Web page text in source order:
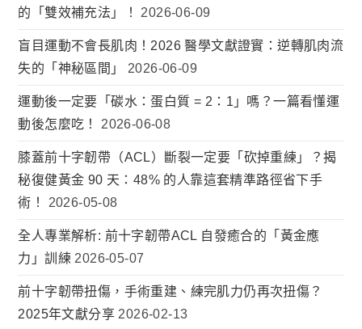
的「雙效補充法」！
2026-06-09
盲目運動不會長肌肉！2026 醫學文獻證實：逆轉肌肉流
失的「神秘區間」
2026-06-09
運動後一定要「碳水：蛋白質 = 2：1」嗎？一篇看懂運
動後怎麼吃！
2026-06-08
膝蓋前十字韌帶（ACL）斷裂一定要「砍掉重練」？揭
秘復健黃金 90 天：48% 的人靠這套精準路徑省下手
術！
2026-05-08
全人專業解析: 前十字韌帶ACL 自發癒合的「黃金應
力」訓練 2026-05-07
前十字韌帶扭傷，手術重建、練完肌力仍再次扭傷？
2025年文獻分享 2026-02-13